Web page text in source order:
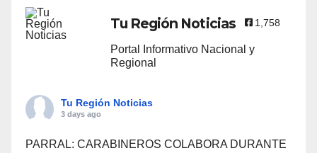
Tu Región Noticias 1,758
Portal Informativo Nacional y
Regional
Tu Región Noticias
3 days ago
PARRAL: CARABINEROS COLABORA DURANTE